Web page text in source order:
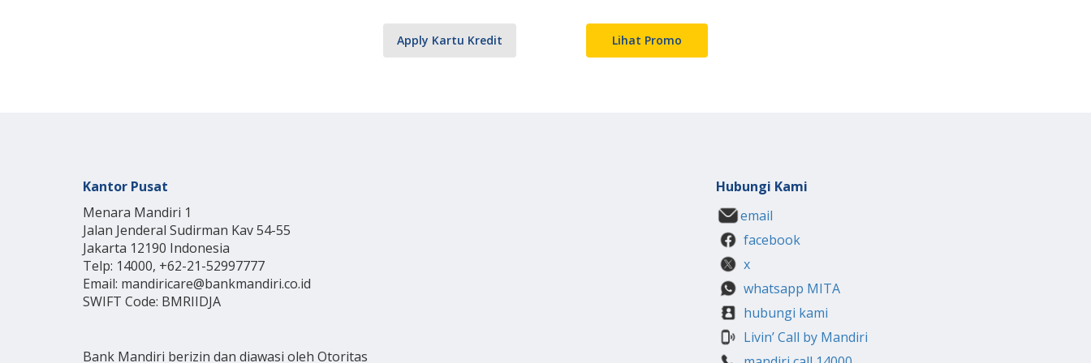
Apply Kartu Kredit Lihat Promo
Kantor Pusat
Menara Mandiri 1
Jalan Jenderal Sudirman Kav 54-55
Jakarta 12190 Indonesia
Telp: 14000, +62-21-52997777
Email: mandiricare@bankmandiri.co.id
SWIFT Code: BMRIIDJA
Bank Mandiri berizin dan diawasi oleh Otoritas
Hubungi Kami
email
facebook
x
whatsapp MITA
hubungi kami
Livin’ Call by Mandiri